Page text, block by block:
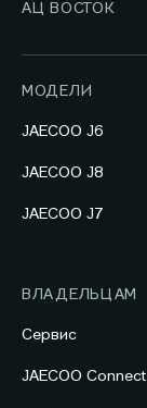
АЦ ВОСТОК
МОДЕЛИ
JAECOO J6
JAECOO J8
JAECOO J7
ВЛАДЕЛЬЦАМ
Сервис
JAECOO Connect